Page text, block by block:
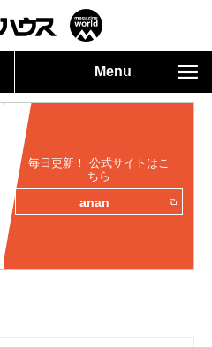
Menu
毎日更新！ 公式サイトはこ
ちら
anan